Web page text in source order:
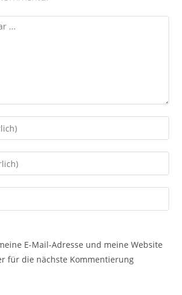
E-Mail-Adresse und meine Website
für die nächste Kommentierung